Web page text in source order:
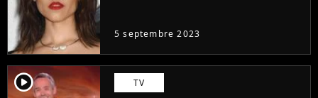
5 septembre 2023
player2 TV